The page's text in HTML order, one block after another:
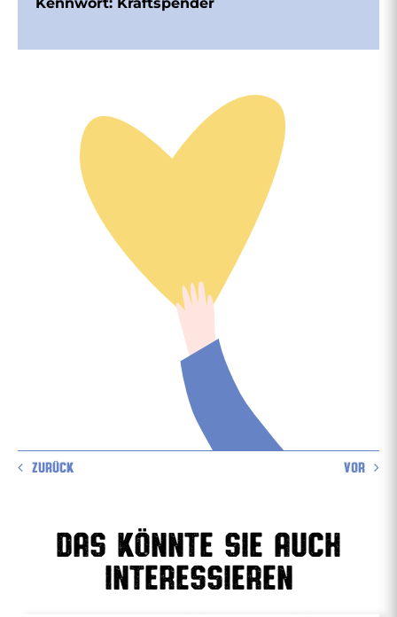
ZURÜCK VOR
Das könnte sie auch
interessieren